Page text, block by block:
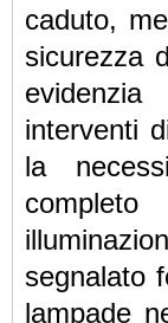
caduto,
sicurezza
interventi
la
segnalato
lampade